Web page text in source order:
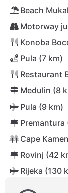
Beach
Motorway
Konoba
Pula (7 km)
Restaurant
Medulin (8
Pula (9 km)
Premantura
Cape
Rovinj (42
Rijeka (130